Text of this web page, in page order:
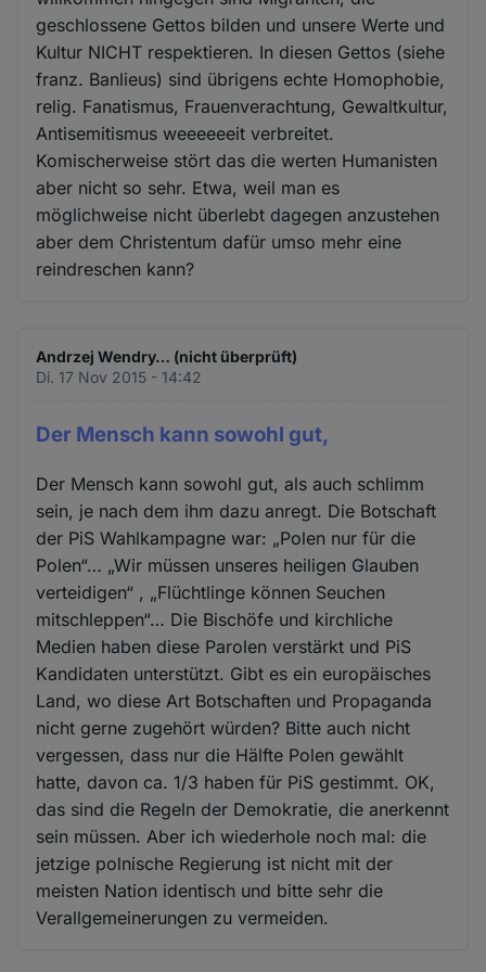
geschlossene Gettos bilden und unsere Werte und
Kultur NICHT respektieren. In diesen Gettos (siehe
franz. Banlieus) sind übrigens echte Homophobie,
relig. Fanatismus, Frauenverachtung, Gewaltkultur,
Antisemitismus weeeeeeit verbreitet.
Komischerweise stört das die werten Humanisten
aber nicht so sehr. Etwa, weil man es
möglichweise nicht überlebt dagegen anzustehen
aber dem Christentum dafür umso mehr eine
reindreschen kann?
Andrzej Wendry… (nicht überprüft)
Di. 17 Nov 2015 - 14:42
Der Mensch kann sowohl gut,
Der Mensch kann sowohl gut, als auch schlimm
sein, je nach dem ihm dazu anregt. Die Botschaft
der PiS Wahlkampagne war: „Polen nur für die
Polen“… „Wir müssen unseres heiligen Glauben
verteidigen“ , „Flüchtlinge können Seuchen
mitschleppen“… Die Bischöfe und kirchliche
Medien haben diese Parolen verstärkt und PiS
Kandidaten unterstützt. Gibt es ein europäisches
Land, wo diese Art Botschaften und Propaganda
nicht gerne zugehört würden? Bitte auch nicht
vergessen, dass nur die Hälfte Polen gewählt
hatte, davon ca. 1/3 haben für PiS gestimmt. OK,
das sind die Regeln der Demokratie, die anerkennt
sein müssen. Aber ich wiederhole noch mal: die
jetzige polnische Regierung ist nicht mit der
meisten Nation identisch und bitte sehr die
Verallgemeinerungen zu vermeiden.
Cookies